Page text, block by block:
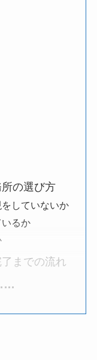
の選び方
していないか
るか
までの流れ